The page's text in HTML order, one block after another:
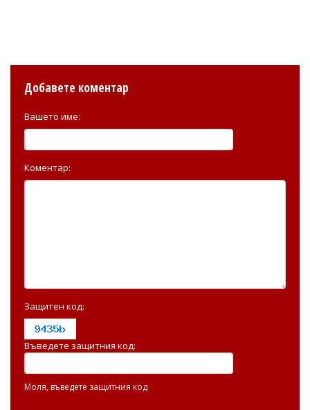
Добавете коментар
Вашето име:
Коментар:
Защитен код:
Въведете защитния код:
Моля, въведете защитния код